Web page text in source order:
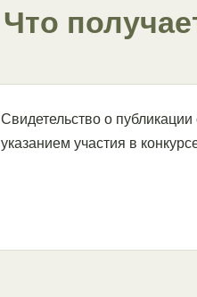
Что
Свидетельство о публикации
указанием участия в